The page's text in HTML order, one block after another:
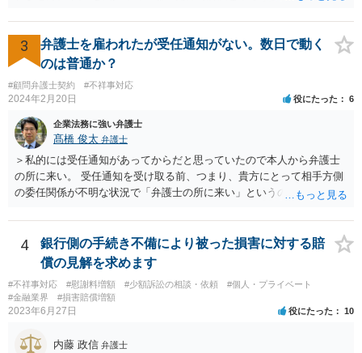
3
弁護士を雇われたが受任通知がない。数日で動く
のは普通か？
#顧問弁護士契約 #不祥事対応
2024年2月20日 役にたった 6
企業法務に強い弁護士
髙橋 俊太 弁護士
＞私的には受任通知があってからだと思っていたので本人から弁護士
の所に来い。 受任通知を受け取る前、つまり、貴方にとって相手方側
の委任関係が不明な状況で「弁護士の所に来い」というのは、さすが
絡がきますよね？ 通常はそのような初動となります。
4
銀行側の手続き不備により被った損害に対する賠
償の見解を求めます
#不祥事対応 #慰謝料増額 #少額訴訟の相談・依頼
#個人・プライベート
#金融業界
#損害賠償増額
2023年6月27日 役にたった 10
内藤 政信 弁護士